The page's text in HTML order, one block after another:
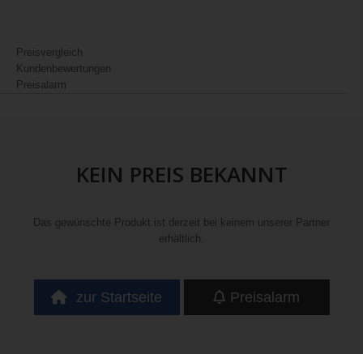
Preisvergleich
Kundenbewertungen
Preisalarm
KEIN PREIS BEKANNT
Das gewünschte Produkt ist derzeit bei keinem unserer Partner
erhältlich.
zur Startseite Preisalarm